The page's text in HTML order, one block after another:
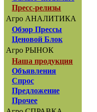
Пресс-релизы
Агро АНАЛИТИКА
Обзор Прессы
Ценовой Блок
Агро РЫНОК
Наша продукция
Объявления
Спрос
Предложение
Прочее